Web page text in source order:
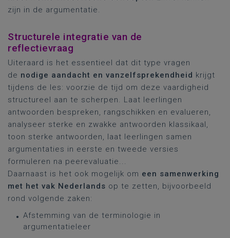
zijn in de argumentatie.
Structurele integratie van de
reflectievraag
Uiteraard is het essentieel dat dit type vragen
de nodige aandacht en vanzelfsprekendheid krijgt
tijdens de les: voorzie de tijd om deze vaardigheid
structureel aan te scherpen. Laat leerlingen
antwoorden bespreken, rangschikken en evalueren,
analyseer sterke en zwakke antwoorden klassikaal,
toon sterke antwoorden, laat leerlingen samen
argumentaties in eerste en tweede versies
formuleren na peerevaluatie...
Daarnaast is het ook mogelijk om een samenwerking
met het vak Nederlands op te zetten, bijvoorbeeld
rond volgende zaken:
Afstemming van de terminologie in
argumentatieleer